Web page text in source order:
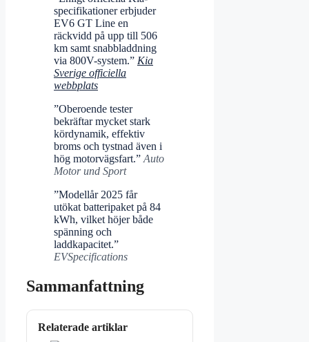
specifikationer erbjuder
EV6 GT Line en
räckvidd på upp till 506
km samt snabbladdning
via 800V-system.” Kia
Sverige officiella
webbplats
”Oberoende tester
bekräftar mycket stark
kördynamik, effektiv
broms och tystnad även i
hög motorvägsfart.” Auto
Motor und Sport
”Modellår 2025 får
utökat batteripaket på 84
kWh, vilket höjer både
spänning och
laddkapacitet.”
EVSpecifications
Sammanfattning
Relaterade artiklar